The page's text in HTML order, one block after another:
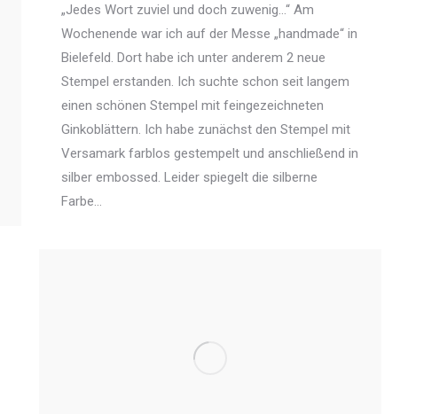
„Jedes Wort zuviel und doch zuwenig…“ Am
Wochenende war ich auf der Messe „handmade“ in
Bielefeld. Dort habe ich unter anderem 2 neue
Stempel erstanden. Ich suchte schon seit langem
einen schönen Stempel mit feingezeichneten
Ginkoblättern. Ich habe zunächst den Stempel mit
Versamark farblos gestempelt und anschließend in
silber embossed. Leider spiegelt die silberne
Farbe…